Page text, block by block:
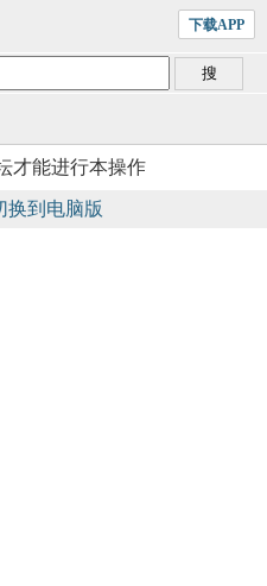
下载APP
才能进行本操作
换到电脑版